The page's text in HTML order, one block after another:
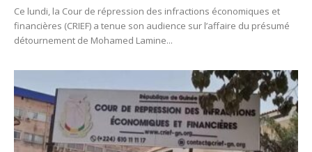
Ce lundi, la Cour de répression des infractions économiques et
financières (CRIEF) a tenue son audience sur l’affaire du présumé
détournement de Mohamed Lamine...